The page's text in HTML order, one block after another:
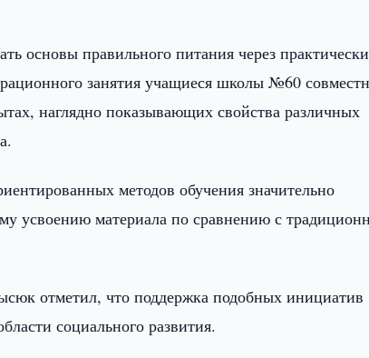
основы правильного питания через
занятия учащиеся школы №60
наглядно показывающих свойства различных
методов обучения значительно
усвоению материала по сравнению с
отметил, что поддержка подобных инициатив
социального развития.